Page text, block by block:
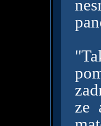
ze